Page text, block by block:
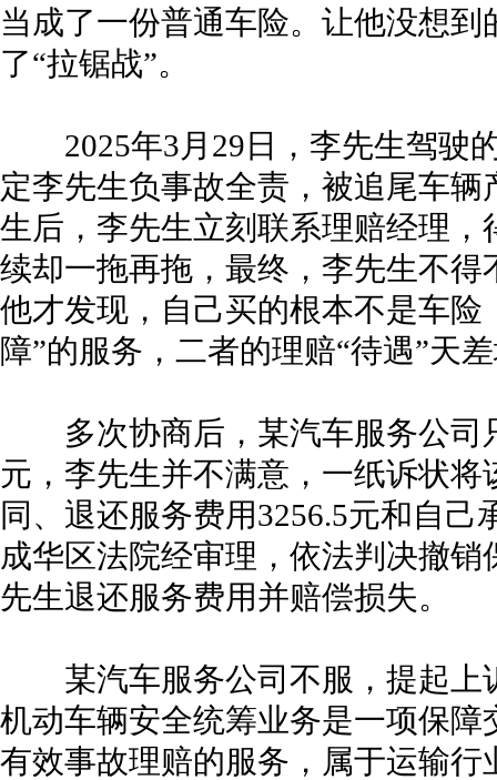
当成了一份普通车险。让他没想
了“拉锯战”。
2025年3月29日，李先生驾驶
定李先生负事故全责，被追尾车辆
生后，李先生立刻联系理赔经理，
续却一拖再拖，最终，李先生不
他才发现，自己买的根本不是车险
障”的服务，二者的理赔“待遇”天
多次协商后，某汽车服务公司
元，李先生并不满意，一纸诉状
同、退还服务费用3256.5元和自己
成华区法院经审理，依法判决撤
先生退还服务费用并赔偿损失。
某汽车服务公司不服，提起上
机动车辆安全统筹业务是一项保
有效事故理赔的服务，属于运输